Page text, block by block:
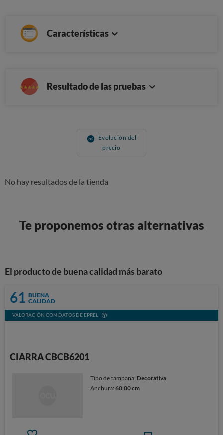
Características
Resultado de las pruebas
Evolución del
precio
No hay resultados de la tienda
Te proponemos otras alternativas
El producto de buena calidad más barato
61 BUENA
CALIDAD
VALORACIÓN CON DATOS DE EPREL
CIARRA CBCB6201
Tipo de campana: Decorativa
Anchura:60,00 cm